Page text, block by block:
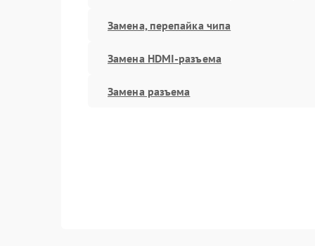
Замена, перепайка чипа
Замена HDMI-разъема
Замена разъема